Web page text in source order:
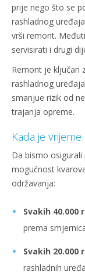
prije nego što se
rashladnog
vrši remont.
servisirati i drugi
Remont je ključan
rashladnog
smanjue rizik od
trajanja opreme.
Kada je
Da bismo
mogućnost
održavanja:
Svakih 40.000
prema
Svakih 20.000
rashladnih